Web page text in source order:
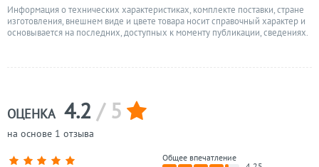
Информация о технических характеристиках, комплекте поставки, стране
изготовления, внешнем виде и цвете товара носит справочный характер и
основывается на последних, доступных к моменту публикации, сведениях.
ОЦЕНКА 4.2 / 5
на основе 1 отзыва
Общее впечатление